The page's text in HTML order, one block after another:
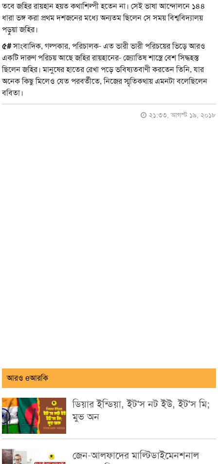
তবে জহির রায়হান হয়ত কথাশিল্পী হতেন না। সেই ভাষা আন্দোলনে ১৪৪
ধারা ভঙ্গ করা প্রথম দশজনের মধ্যে অন্যতম ছিলেন সে সময় বিশ্ববিদ্যালয়
পড়ুয়া জহির।
৫#সাংবাদিক, গল্পকার, পরিচালক- এত ভারী ভারী পরিচয়ের ভিড়ে আরও
একটি দারুণ পরিচয় আছে জহির রায়হানের- জ্যোতিষ শাস্ত্রে বেশ সিদ্ধহস্ত
ছিলেন জহির। মানুষের হাতের রেখা পড়ে ভবিষ্যতবাণী করতেন তিনি, যার
অনেক কিছু মিলেও যেত পরবর্তীতে, নিজের স্মৃতিকথায় এমনটা বলেছিলেন
ববিতা।
২১:৩৩, আগস্ট ১৯, ২০১৮
আরও eআরকি
ডিয়ার ইন্ডিয়া, ইট'স নট ইউ, ইট'স মি;
মুভ অন
জেন-আলফাদের মাল্টিডাইমেনশনাল